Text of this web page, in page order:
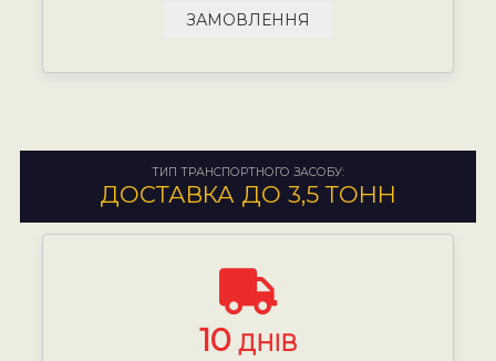
ЗАМОВЛЕННЯ
ТИП ТРАНСПОРТНОГО ЗАСОБУ:
ДОСТАВКА ДО 3,5 ТОНН
10 ДНІВ